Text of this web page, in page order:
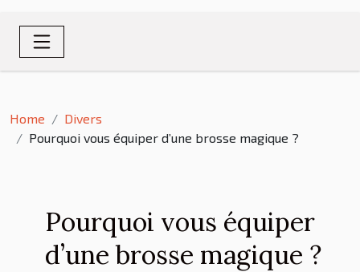
Home
Divers
Pourquoi vous équiper d’une brosse magique ?
Pourquoi vous équiper
d’une brosse magique ?